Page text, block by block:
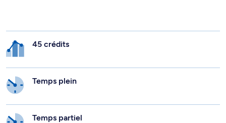
45 crédits
Temps plein
Temps partiel